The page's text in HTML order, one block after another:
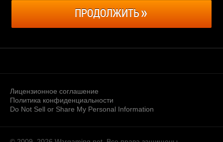
ПРОДОЛЖИТЬ
Лицензионное соглашение
Политика конфиденциальности
Do Not Sell or Share My Personal Information